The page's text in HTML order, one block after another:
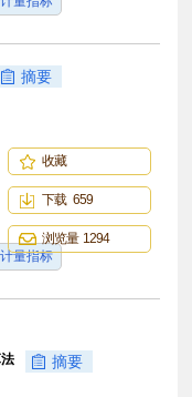
摘要
计量指标
收藏
下载 659
浏览量 1294
摘要